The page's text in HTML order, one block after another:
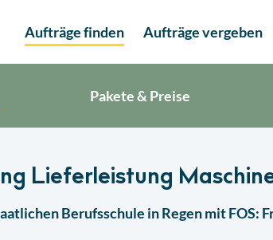
Aufträge finden Aufträge vergeben
Pakete & Preise
Lieferleistung
Berufsschule in Regen mit FOS: